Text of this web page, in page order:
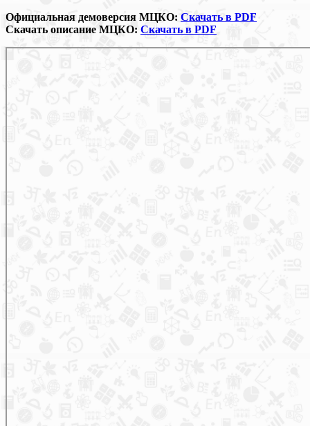
Официальная демоверсия МЦКО: Скачать в PDF
Скачать описание МЦКО: Скачать в PDF